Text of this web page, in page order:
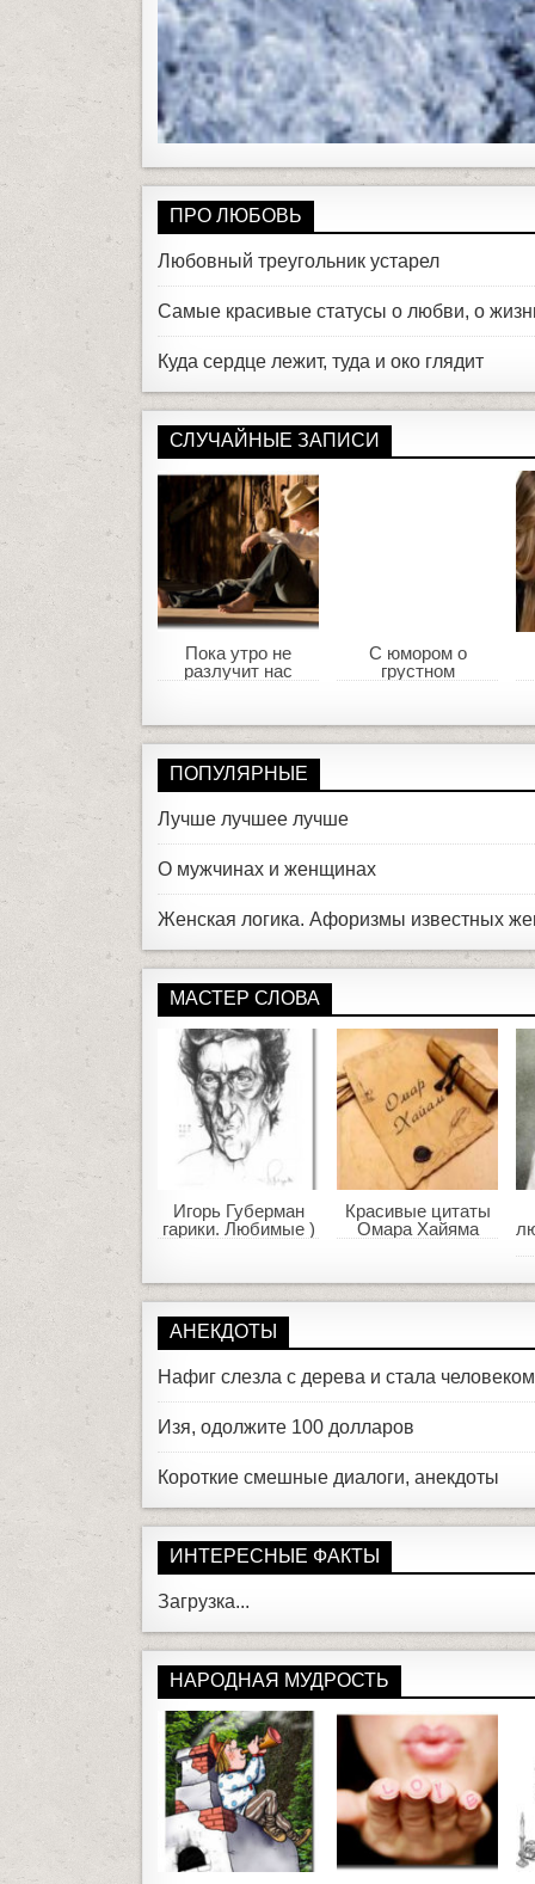
ПРО ЛЮБОВЬ
Любовный треугольник устарел
Самые красивые статусы о любви, о
Куда сердце лежит, туда и око глядит
СЛУЧАЙНЫЕ ЗАПИСИ
Пока утро не
разлучит нас
С юмором о
грустном
ПОПУЛЯРНЫЕ
Лучше лучшее лучше
О мужчинах и женщинах
Женская логика. Афоризмы известных
МАСТЕР СЛОВА
Игорь Губерман
гарики. Любимые )
Красивые цитаты
Омара Хайяма
АНЕКДОТЫ
Нафиг слезла с дерева и стала
Изя, одолжите 100 долларов
Короткие смешные диалоги, анекдоты
ИНТЕРЕСНЫЕ ФАКТЫ
Загрузка...
НАРОДНАЯ МУДРОСТЬ